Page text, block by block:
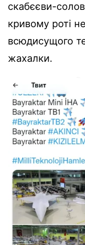
скабєєви-
кривому роті
всюдисущого
жахалки.